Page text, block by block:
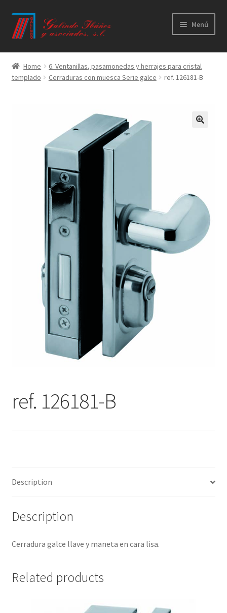
Ir
a
Ir
al
Menú
Principal
Productos
Trabaja con nosotros
Home
6. Ventanillas, pasamonedas y herrajes para cristal
templado
Cerraduras con muesca Serie galce ref. 126181-B
ref. 126181-B
Description
Description
Cerradura galce llave y maneta en cara lisa.
Related products